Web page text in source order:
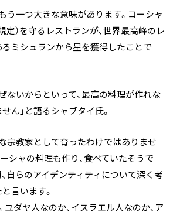
う一つ大きな意味があります。コーシャ
定）を守るレストランが、世界最高峰のレ
ミシュランから星を獲得したことで
ないからといって、最高の料理が作れな
ん」と語るシャブタイ氏。
宗教家として育ったわけではありませ
シャの料理も作り、食べていたそうで
自らのアイデンティティについて深く考
言います。
ユダヤ人なのか、イスラエル人なのか、ア